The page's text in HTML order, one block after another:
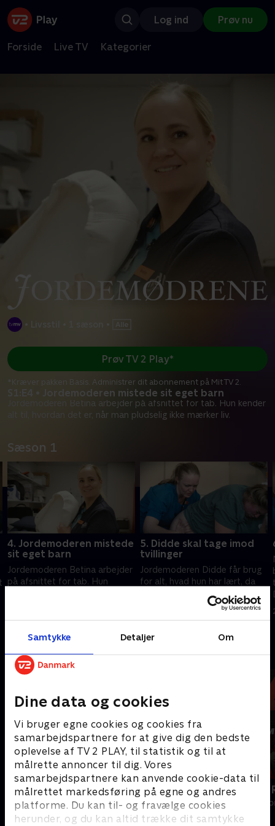
Samtykke Detaljer Om
Dine data og cookies
Vi bruger egne cookies og cookies fra
samarbejdspartnere for at give dig den bedste
oplevelse af TV 2 PLAY, til statistik og til at
målrette annoncer til dig. Vores
samarbejdspartnere kan anvende cookie-data til
målrettet markedsføring på egne og andres
platforme. Du kan til- og fravælge cookies
herunder, og du kan altid trække dit samtykke
Log ind Prøv nu
Forside Live TV Kategorier
• Livsstil
S1:E4 • Jordemoderen mistede sit eget barn
Jordemoderen Betina arbejder på afsnittet for tab. Hun kender
alt til, hvordan det er, når man pludselig ikke mærker liv.
Prøv TV 2 Play*
*Kræver pakken Basis. Administrer dit abonnement på Mit TV 2.
Sæson 1
4. Jordemoderen mistede
sit eget barn
Jordemoderen Betina arbejder
på afsnittet for tab. Hun
14. december 2025 • 10 min
5. Didde skal tage imod
tvillinger
Jordemoderen Didde får brug
for alt, hvad hun har lært, da
Trine og Andreas møder op på
fødeafdelingen for at få
21. december 2025 • 10 min
Andre så også
Årgang 20
Livsstil • 6 sæsoner
Tabu - med
Livsstil • 3